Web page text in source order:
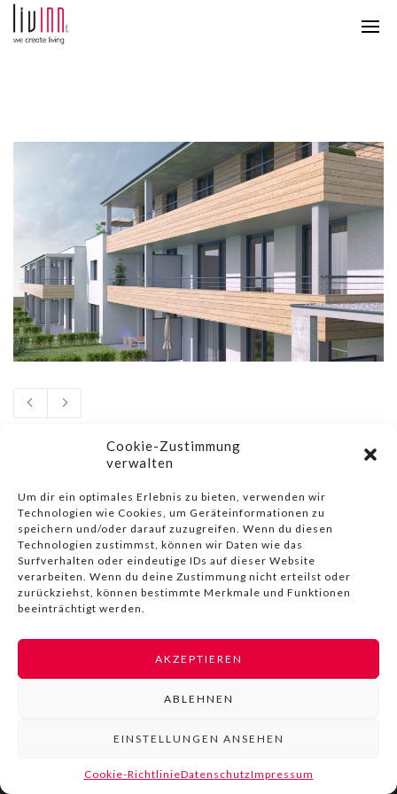
Cookie-Zustimmung
verwalten
Um dir ein optimales Erlebnis zu bieten, verwenden wir
Technologien wie Cookies, um Geräteinformationen zu
speichern und/oder darauf zuzugreifen. Wenn du diesen
Technologien zustimmst, können wir Daten wie das
Surfverhalten oder eindeutige IDs auf dieser Website
verarbeiten. Wenn du deine Zustimmung nicht erteilst oder
zurückziehst, können bestimmte Merkmale und Funktionen
beeinträchtigt werden.
AKZEPTIEREN
ABLEHNEN
EINSTELLUNGEN ANSEHEN
Cookie-RichtlinieDatenschutzImpressum
© COPYRIGHT BY LIVINN | IMPRESSUM|DATENSCHUTZ
NUTZUNGSBEDINGUNGEN